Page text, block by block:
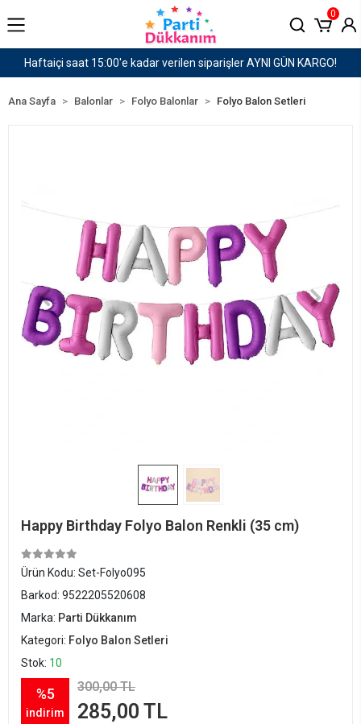
GÜN KARGO! 1500 TL ve Üzeri Kargo
0
Ana Sayfa Balonlar Folyo Balonlar Folyo Balon Setleri
Happy Birthday Folyo Balon Renkli (35 cm)
Ürün Kodu: Set-Folyo095
Barkod: 9522205520608
Marka: Parti Dükkanım
Kategori: Folyo Balon Setleri
Stok: 10
%5
indirim
300,00 TL
285,00 TL